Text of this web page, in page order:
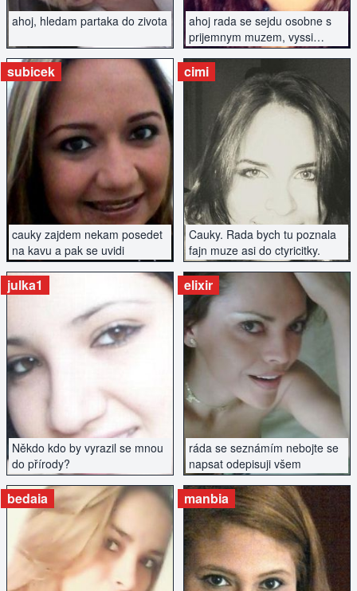
ahoj, hledam partaka do zivota
ahoj rada se sejdu osobne s
prijemnym muzem, vyssi
postavy, urcite nekurak
cauky zajdem nekam posedet
na kavu a pak se uvidi
subicek
ZOBRAZIT INZERÁT
Cauky. Rada bych tu poznala
fajn muze asi do ctyricitky.
cimi
ZOBRAZIT INZERÁT
Někdo kdo by vyrazil se mnou
do přírody?
julka1
ZOBRAZIT INZERÁT
ráda se seznámím nebojte se
napsat odepisuji všem
elixir
ZOBRAZIT INZERÁT
bedaia
ZOBRAZIT INZERÁT
manbia
ZOBRAZIT INZERÁT